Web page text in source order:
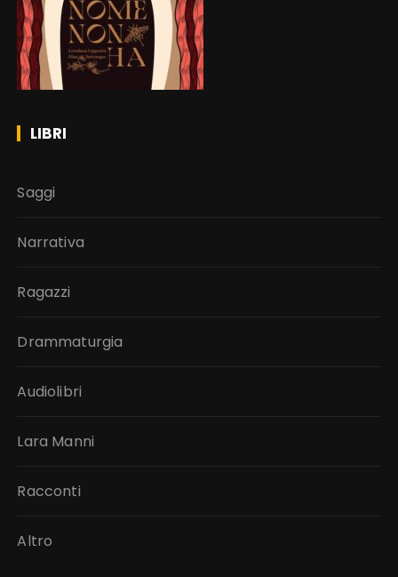
LIBRI
Saggi
Narrativa
Ragazzi
Drammaturgia
Audiolibri
Lara Manni
Racconti
Altro